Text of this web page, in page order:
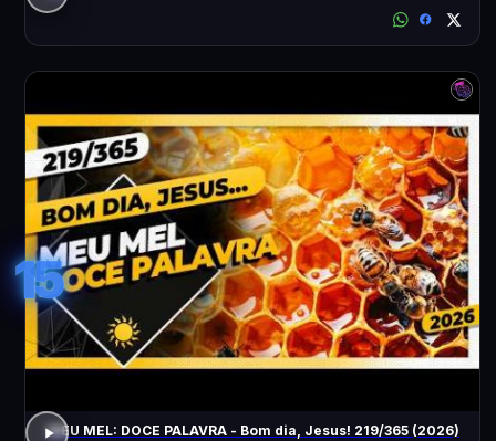
15
MEU MEL: DOCE PALAVRA - Bom dia, Jesus! 219/365 (2026)